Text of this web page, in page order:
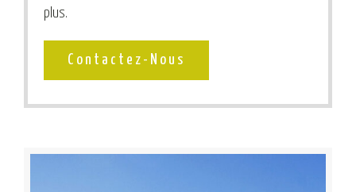
plus.
Contactez-Nous